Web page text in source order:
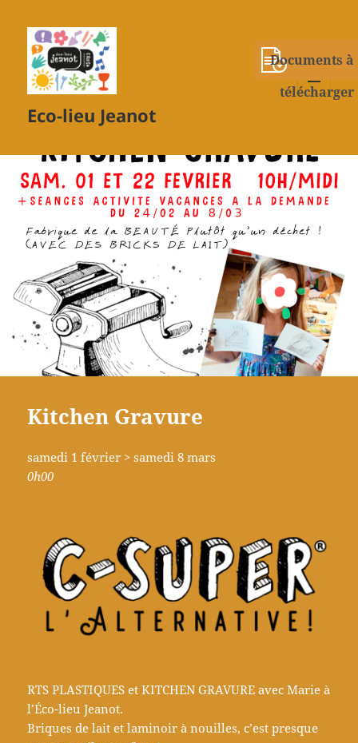
Eco-lieu Jeanot
MENU
Kitchen Gravure
samedi 1 février > samedi 8 mars
0h00
RTS PLASTIQUES et KITCHEN GRAVURE avec Marie à
l’Éco-lieu Jeanot.
Briques de lait et laminoir à nouilles, c’est presque
Documents à
télécharger